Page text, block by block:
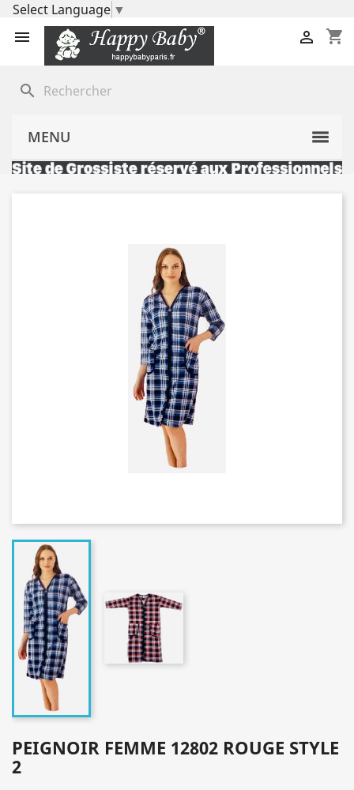
Select Language ▼
 shopping_cart

search
MENU
PEIGNOIR FEMME 12802 ROUGE STYLE
2